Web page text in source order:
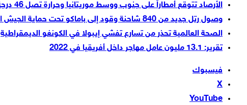
الأرصاد تتوقع أمطاراً على جنوب ووسط موريتانيا وحرارة تصل 46 درجة شمالاً
وصول رتل جديد من 840 شاحنة وقود إلى باماكو تحت حماية الجيش المالي
الصحة العالمية تحذر من تسارع تفشي إيبولا في الكونغو الديمقراطية
تقرير: 13.1 مليون عامل مهاجر داخل أفريقيا في 2022
فيسبوك
‫X
‫YouTube